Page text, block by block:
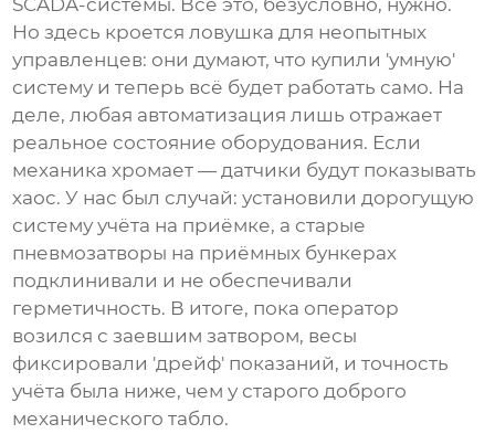
SCADA-системы. Всё это, безусловно, нужно.
Но здесь кроется ловушка для неопытных
управленцев: они думают, что купили 'умную'
систему и теперь всё будет работать само. На
деле, любая автоматизация лишь отражает
реальное состояние оборудования. Если
механика хромает — датчики будут показывать
хаос. У нас был случай: установили дорогущую
систему учёта на приёмке, а старые
пневмозатворы на приёмных бункерах
подклинивали и не обеспечивали
герметичность. В итоге, пока оператор
возился с заевшим затвором, весы
фиксировали 'дрейф' показаний, и точность
учёта была ниже, чем у старого доброго
механического табло.